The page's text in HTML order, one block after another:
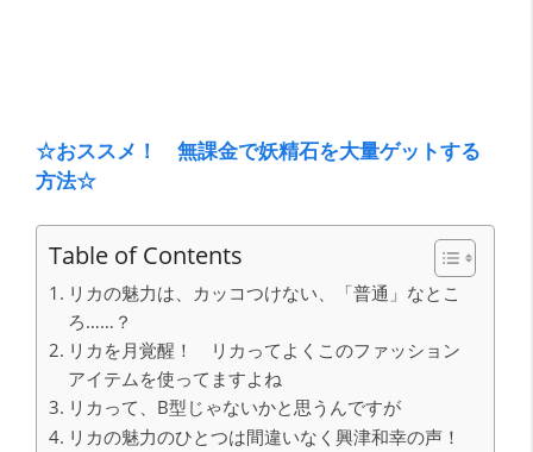
☆おススメ！ 無課金で妖精石を大量ゲットする
方法☆
Table of Contents
リカの魅力は、カッコつけない、「普通」なとこ
ろ……？
リカを月覚醒！ リカってよくこのファッション
アイテムを使ってますよね
リカって、B型じゃないかと思うんですが
リカの魅力のひとつは間違いなく興津和幸の声！